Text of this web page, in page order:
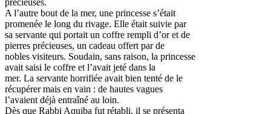
A l’autre bout de la mer, une princesse s’était
promenée le long du rivage. Elle était suivie par
sa servante qui portait un coffre rempli d’or et de
pierres précieuses, un cadeau offert par de
nobles visiteurs. Soudain, sans raison, la princesse
avait saisi le coffre et l’avait jeté dans la
mer. La servante horrifiée avait bien tenté de le
récupérer mais en vain : de hautes vagues
l’avaient déjà entraîné au loin.
Dès que Rabbi Aquiba fut rétabli, il se présenta